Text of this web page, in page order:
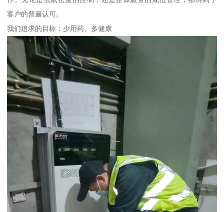
客户的普遍认可。
我们追求的目标：少用药、多健康